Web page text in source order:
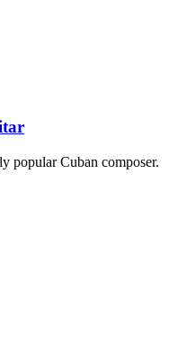
popular Cuban composer.